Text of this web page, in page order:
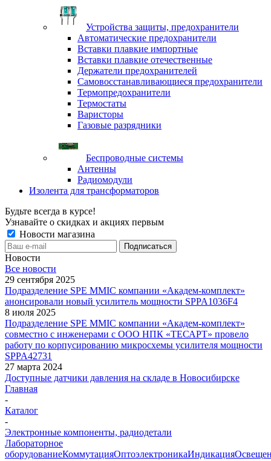
Устройства защиты, предохранители
Автоматические предохранители
Вставки плавкие импортные
Вставки плавкие отечественные
Держатели предохранителей
Самовосстанавливающиеся предохранители
Термопредохранители
Термостаты
Варисторы
Газовые разрядники
Беспроводные системы
Антенны
Радиомодули
Изолента для трансформаторов
Будьте всегда в курсе!
Узнавайте о скидках и акциях первым
Новости магазина
Новости
Все новости
29 сентября 2025
Подразделение SPE MMIC компании «Академ-комплект»
анонсировали новый усилитель мощности SPPA1036F4
8 июля 2025
Подразделение SPE MMIC компании «Академ-комплект»
совместно с инженерами с ООО НПК «ТЕСАРТ» провело
работу по корпусированию микросхемы усилителя мощности
SPPA42731
27 марта 2024
Доступные датчики давления на складе в Новосибирске
Главная
-
Каталог
-
Электронные компоненты, радиодетали
Лабораторное
оборудованиеКоммутацияОптоэлектроникаИндикация